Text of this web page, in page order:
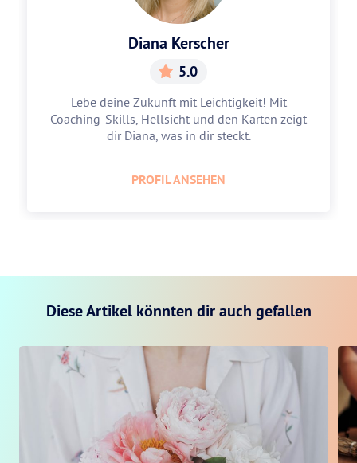
Diana Kerscher
5.0
Lebe deine Zukunft mit Leichtigkeit! Mit
Coaching-Skills, Hellsicht und den Karten zeigt
dir Diana, was in dir steckt.
PROFIL ANSEHEN
Diese Artikel könnten dir auch gefallen